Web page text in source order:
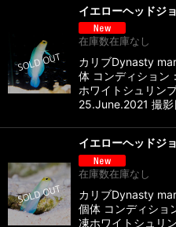
イエローヘッドジ
在庫数在庫なし
カリブDynasty
体 コンディション
ホワイトシュリン
25.June.2021 撮
イエローヘッドジ
在庫数在庫なし
カリブDynasty
個体 コンディショ
凍ホワイトシュリ